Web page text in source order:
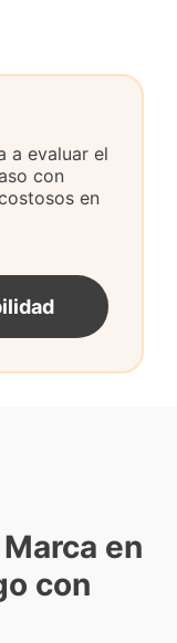
a evaluar el
con
en
en
con